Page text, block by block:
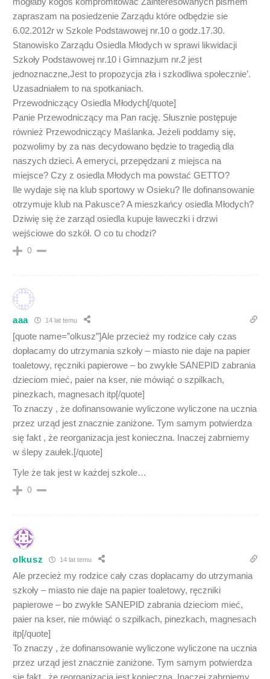
zapraszam na posiedzenie Zarządu które odbędzie sie
6.02.2012r w Szkole Podstawowej nr.10 o godz.17.30.
Stanowisko Zarządu Osiedla Młodych w sprawi likwidacji
Szkoły Podstawowej nr.10 i Gimnazjum nr.2 jest
jednoznaczne,Jest to propozycja zła i szkodliwa społecznie’.
Uzasadniałem to na spotkaniach.
Przewodniczący Osiedla Młodych[/quote]
Panie Przewodniczący ma Pan rację. Słusznie postępuje
również Przewodniczący Maślanka. Jeżeli poddamy się,
pozwolimy by za nas decydowano będzie to tragedią dla
naszych dzieci. A emeryci, przepędzani z miejsca na
miejsce? Czy z osiedla Młodych ma powstać GETTO?
Ile wydaje się na klub sportowy w Osieku? Ile dofinansowanie
otrzymuje klub na Pakusce? A mieszkańcy osiedla Młodych?
Dziwię się że zarząd osiedla kupuje ławeczki i drzwi
wejściowe do szkół. O co tu chodzi?
0
aaa 14 lat temu
[quote name=”olkusz”]Ale przecież my rodzice cały czas
dopłacamy do utrzymania szkoły – miasto nie daje na papier
toaletowy, ręczniki papierowe – bo zwykłe SANEPID zabrania
dzieciom mieć, paier na kser, nie mówiąć o szpilkach,
pinezkach, magnesach itp[/quote]
To znaczy , że dofinansowanie wyliczone wyliczone na ucznia
przez urząd jest znacznie zaniżone. Tym samym potwierdza
się fakt , że reorganizacja jest konieczna. Inaczej zabrniemy
w ślepy zaułek.[/quote]
Tyle że tak jest w każdej szkole…
0
olkusz 14 lat temu
Ale przecież my rodzice cały czas dopłacamy do utrzymania
szkoły – miasto nie daje na papier toaletowy, ręczniki
papierowe – bo zwykłe SANEPID zabrania dzieciom mieć,
paier na kser, nie mówiąć o szpilkach, pinezkach, magnesach
itp[/quote]
To znaczy , że dofinansowanie wyliczone wyliczone na ucznia
przez urząd jest znacznie zaniżone. Tym samym potwierdza
się fakt , że reorganizacja jest konieczna. Inaczej zabrniemy